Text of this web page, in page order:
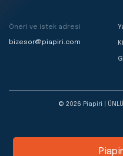
Öneri ve istek adresi
bizesor@piapiri.com
© 2026 Piapiri |